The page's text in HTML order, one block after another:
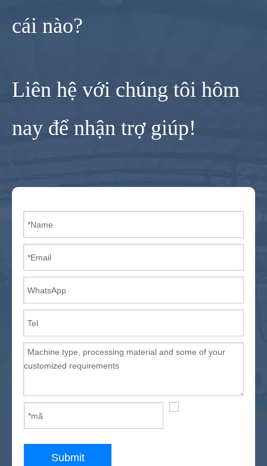
cái nào?
Liên hệ với chúng tôi hôm
nay để nhận trợ giúp!
Submit